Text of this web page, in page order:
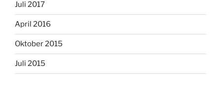
Juli 2017
April 2016
Oktober 2015
Juli 2015